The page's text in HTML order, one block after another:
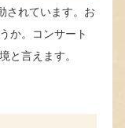
されています。お
か。コンサート
と言えます。